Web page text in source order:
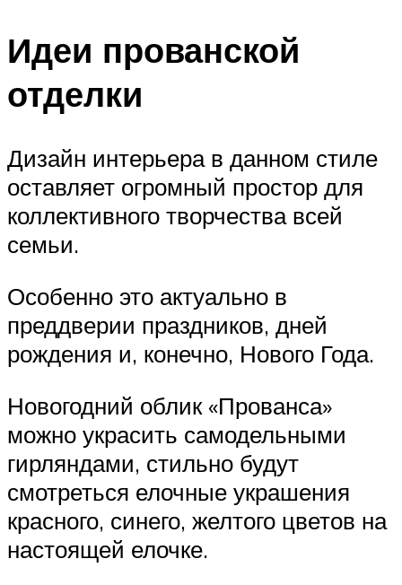
Идеи прованской
отделки
Дизайн интерьера в данном стиле
оставляет огромный простор для
коллективного творчества всей
семьи.
Особенно это актуально в
преддверии праздников, дней
рождения и, конечно, Нового Года.
Новогодний облик «Прованса»
можно украсить самодельными
гирляндами, стильно будут
смотреться елочные украшения
красного, синего, желтого цветов на
настоящей елочке.